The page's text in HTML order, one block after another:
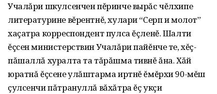
Учалăри шкулсенчен пĕринче вырăс чĕлхипе
литературине вĕрентнĕ, хулари “Серп и молот”
хаçатра корреспондент пулса ĕçленĕ. Шалти
ĕçсен министерствин Учалăри пайĕнче те, хĕç-
пăшаллă хуралта та тăрăшма тивнĕ ăна. Хăй
юратнă ĕçсене улăштарма иртнĕ ĕмĕрхи 90-мĕш
çулсенчи пăтрануллă вăхăтра ĕç укçи